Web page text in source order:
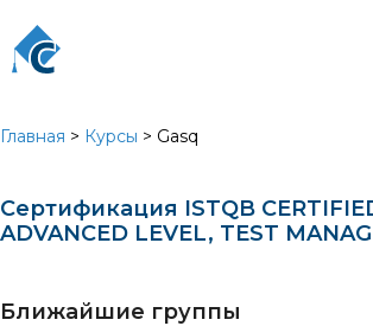
Главная > Курсы > Gasq
Сертификация ISTQB
ADVANCED LEVEL, TEST
Ближайшие группы